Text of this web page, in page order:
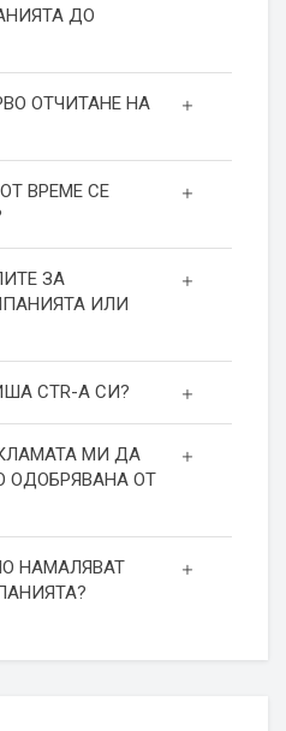
ДО
ОТЧИТАНЕ НА
ВРЕМЕ СЕ
ЗА
ИЛИ
СТR-А СИ?
МИ ДА
ОДОБРЯВАНА ОТ
НАМАЛЯВАТ